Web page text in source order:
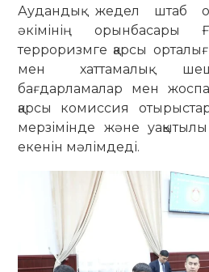
Аудандық жедел штаб
әкімінің орынбасары
терроризмге қарсы
мен хаттамалық
бағдарламалар мен
қарсы комиссия
мерзімінде және
екенін мәлімдеді.